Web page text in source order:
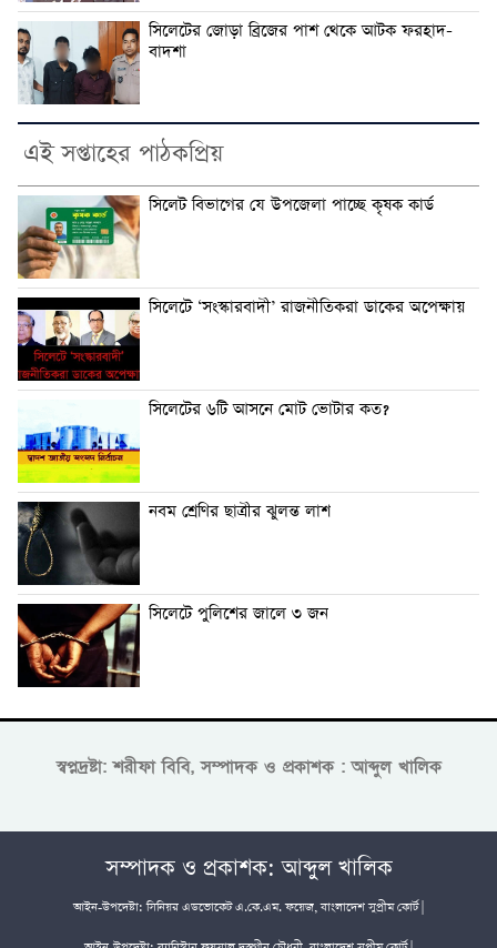
সিলেটের জোড়া ব্রিজের পাশ থেকে আটক ফরহাদ-
বাদশা
এই সপ্তাহের পাঠকপ্রিয়
সিলেট বিভাগের যে উপজেলা পাচ্ছে কৃষক কার্ড
সিলেটে ‘সংস্কারবাদী’ রাজনীতিকরা ডাকের অপেক্ষায়
সিলেটের ৬টি আসনে মোট ভোটার কত?
নবম শ্রেণির ছাত্রীর ঝুলন্ত লাশ
সিলেটে পুলিশের জালে ৩ জন
স্বপ্নদ্রষ্টা: শরীফা বিবি, সম্পাদক ও প্রকাশক : আব্দুল খালিক
সম্পাদক ও প্রকাশক: আব্দুল খালিক
আইন-উপদেষ্টা: সিনিয়র এডভোকেট এ.কে.এম. ফয়েজ, বাংলাদেশ সুপ্রীম কোর্ট |